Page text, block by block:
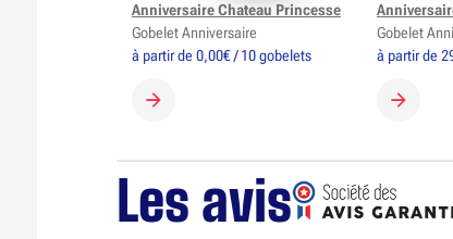
à partir de 0,00€ / 10 gobelets
CRÉER MON GOBELET
Anniversaire Chateau Princesse
Gobelet Anniversaire
à partir de
CRÉER
Gobelet
Les avis